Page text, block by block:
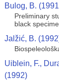
Bulog, B.
Preliminary
black
Jalžić, B.
Uiblein, F.,
(1992)